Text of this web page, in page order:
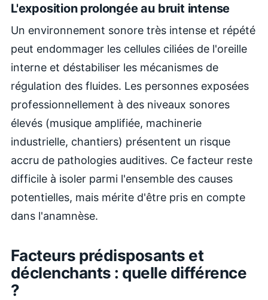
L'exposition prolongée au bruit intense
Un environnement sonore très intense et répété
peut endommager les cellules ciliées de l'oreille
interne et déstabiliser les mécanismes de
régulation des fluides. Les personnes exposées
professionnellement à des niveaux sonores
élevés (musique amplifiée, machinerie
industrielle, chantiers) présentent un risque
accru de pathologies auditives. Ce facteur reste
difficile à isoler parmi l'ensemble des causes
potentielles, mais mérite d'être pris en compte
dans l'anamnèse.
Facteurs prédisposants et
déclenchants : quelle différence
?